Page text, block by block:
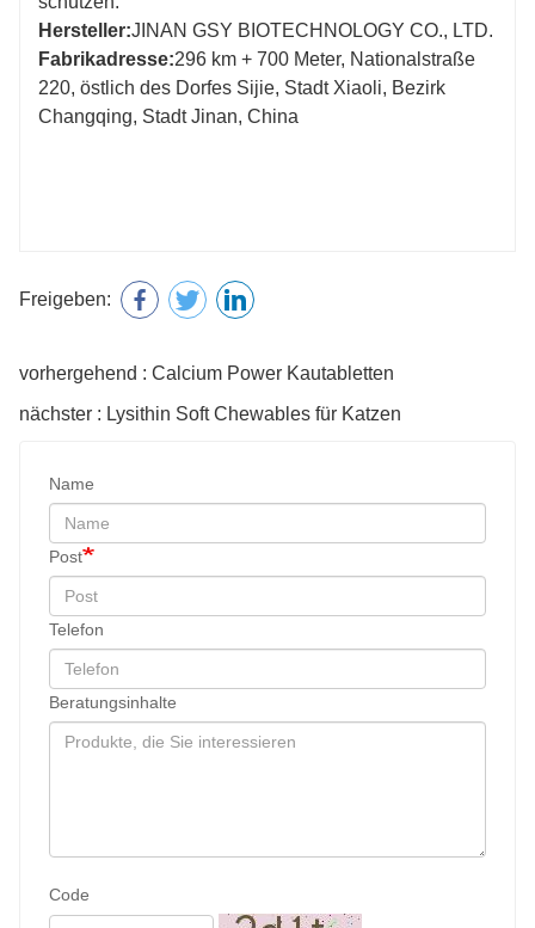
Hersteller:JINAN GSY BIOTECHNOLOGY CO., LTD.
Fabrikadresse:296 km + 700 Meter, Nationalstraße
220, östlich des Dorfes Sijie, Stadt Xiaoli, Bezirk
Changqing, Stadt Jinan, China
Freigeben:
vorhergehend : Calcium Power Kautabletten
nächster : Lysithin Soft Chewables für Katzen
Name
Post
Telefon
Beratungsinhalte
Code